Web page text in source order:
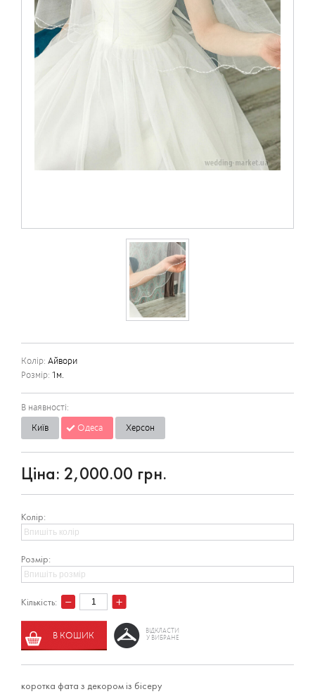
Колір: Айвори
Розмір: 1м.
В наявності:
Київ
Одеса Херсон
Ціна: 2,000.00 грн.
Колір:
Розмір:
Кількість:
В КОШИК ВІДКЛАСТИ
У ВИБРАНЕ
коротка фата з декором із бісеру